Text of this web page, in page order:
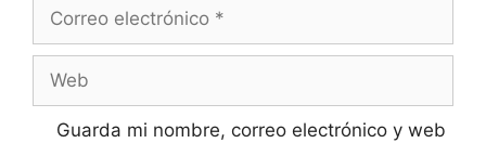
electrónico
Guarda mi nombre, correo electrónico y web